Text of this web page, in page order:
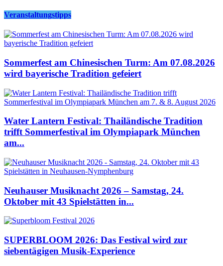
Veranstaltungstipps
Sommerfest am Chinesischen Turm: Am 07.08.2026
wird bayerische Tradition gefeiert
Water Lantern Festival: Thailändische Tradition
trifft Sommerfestival im Olympiapark München
am...
Neuhauser Musiknacht 2026 – Samstag, 24.
Oktober mit 43 Spielstätten in...
SUPERBLOOM 2026: Das Festival wird zur
siebentägigen Musik-Experience